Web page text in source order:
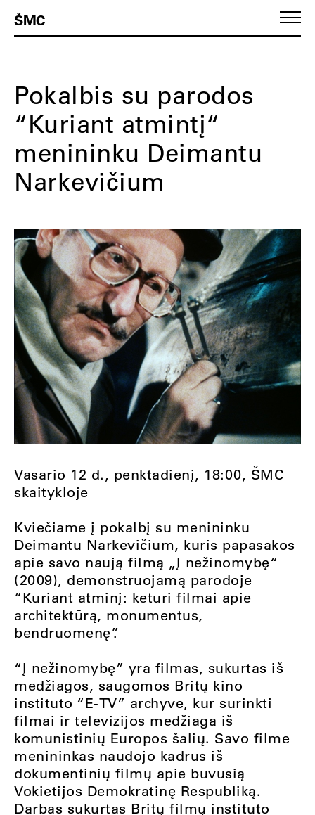
ŠMC
Pokalbis su parodos
“Kuriant atmintį“
menininku Deimantu
Narkevičium
Vasario 12 d., penktadienį, 18:00, ŠMC
skaitykloje
Kviečiame į pokalbį su menininku
Deimantu Narkevičium, kuris papasakos
apie savo naują filmą „Į nežinomybę“
(2009), demonstruojamą parodoje
“Kuriant atminį: keturi filmai apie
architektūrą, monumentus,
bendruomenę”.
“Į nežinomybę” yra filmas, sukurtas iš
medžiagos, saugomos Britų kino
instituto “E-TV” archyve, kur surinkti
filmai ir televizijos medžiaga iš
komunistinių Europos šalių. Savo filme
menininkas naudojo kadrus iš
dokumentinių filmų apie buvusią
Vokietijos Demokratinę Respubliką.
Darbas sukurtas Britų filmų instituto